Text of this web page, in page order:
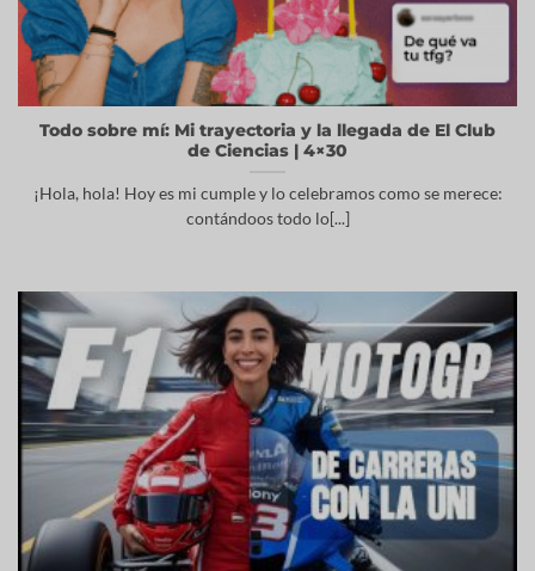
Todo sobre mí: Mi trayectoria y la llegada de El Club
de Ciencias | 4×30
¡Hola, hola! Hoy es mi cumple y lo celebramos como se merece:
contándoos todo lo[...]